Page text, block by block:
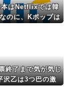
本はNetflixでは韓
のに、Kポップは
終了まで気が気じ
乙は3つ巴の激